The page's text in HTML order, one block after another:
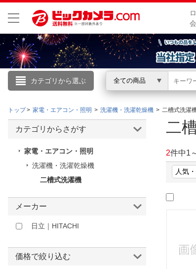
カテゴリから選ぶ 全ての商品
こんにちは
ログイン
会員メニュー
トップ 家電・エアコン・照明 洗濯機・洗濯乾燥機 二槽式洗濯
二
2件中1
カテゴリからさがす
家電・エアコン・照明
洗濯機・洗濯乾燥機
二槽式洗濯機
メーカー
日立｜HITACHI
価格で絞り込む